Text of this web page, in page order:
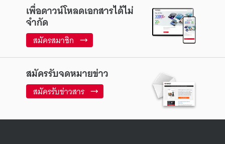
เพื่อดาวน์โหลดเอกสารได้ไม่
จำกัด
สมัครสมาชิก
สมัครรับจดหมายข่าว
สมัครรับข่าวสาร